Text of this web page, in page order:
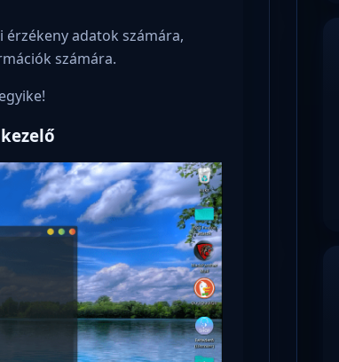
adatok számára,
számára.
egyike!